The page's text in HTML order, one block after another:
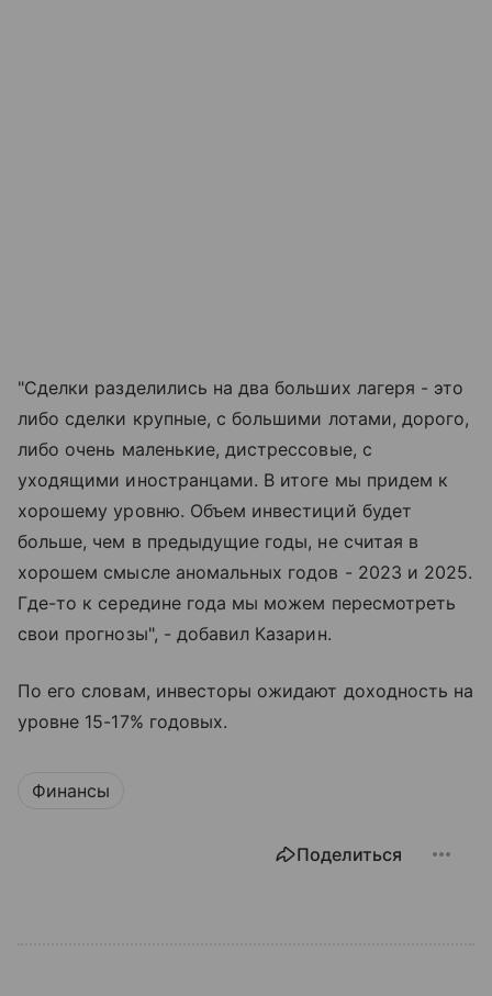
"Сделки разделились на два больших лагеря - это
либо сделки крупные, с большими лотами, дорого,
либо очень маленькие, дистрессовые, с
уходящими иностранцами. В итоге мы придем к
хорошему уровню. Объем инвестиций будет
больше, чем в предыдущие годы, не считая в
хорошем смысле аномальных годов - 2023 и 2025.
Где-то к середине года мы можем пересмотреть
свои прогнозы", - добавил Казарин.
По его словам, инвесторы ожидают доходность на
уровне 15-17% годовых.
Финансы
Поделиться